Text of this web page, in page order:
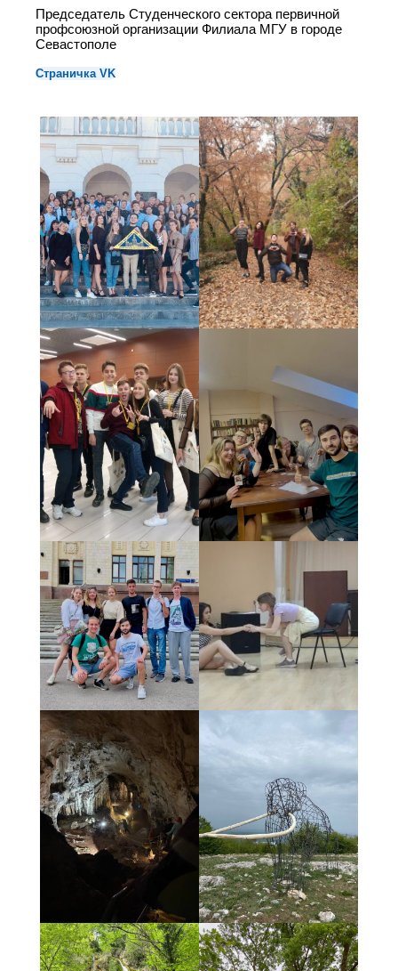
Председатель Студенческого сектора первичной
профсоюзной организации Филиала МГУ в городе
Севастополе
Страничка VK